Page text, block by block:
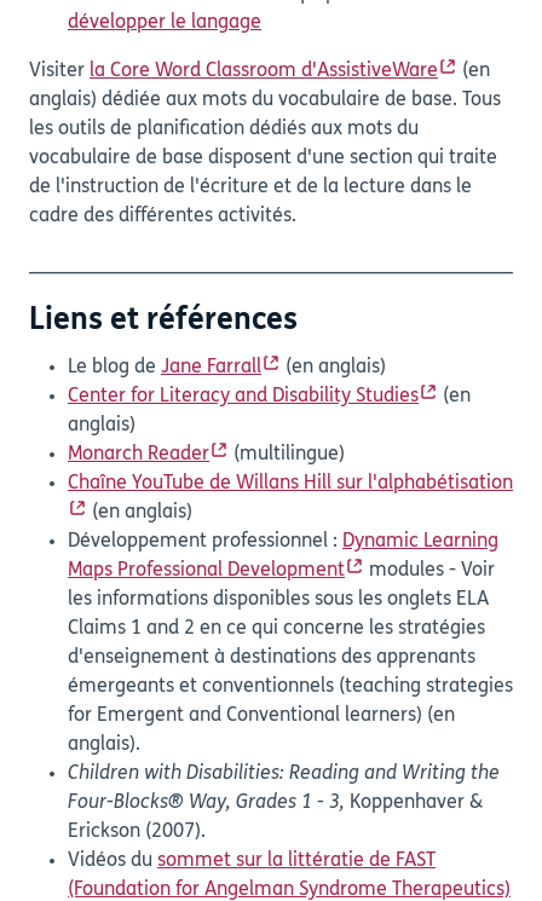
développer le langage
Visiter la Core Word Classroom d'AssistiveWare
(en
anglais) dédiée aux mots du vocabulaire de base. Tous
les outils de planification dédiés aux mots du
vocabulaire de base disposent d'une section qui traite
de l'instruction de l'écriture et de la lecture dans le
cadre des différentes activités.
Liens et références
Le blog de Jane Farrall
(en anglais)
Center for Literacy and Disability Studies
(en
anglais)
Monarch Reader
(multilingue)
Chaîne YouTube de Willans Hill sur l'alphabétisation
(en anglais)
Développement professionnel : Dynamic Learning
Maps Professional Development
modules - Voir
les informations disponibles sous les onglets ELA
Claims 1 and 2 en ce qui concerne les stratégies
d'enseignement à destinations des apprenants
émergeants et conventionnels (teaching strategies
for Emergent and Conventional learners) (en
anglais).
Children with Disabilities: Reading and Writing the
Four-Blocks® Way, Grades 1 - 3, Koppenhaver &
Erickson (2007).
Vidéos du sommet sur la littératie de FAST
(Foundation for Angelman Syndrome Therapeutics)